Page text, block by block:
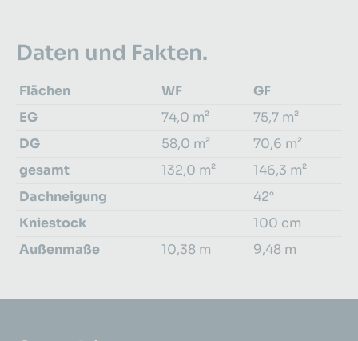
Daten und Fakten.
Flächen WF
GF
EG
74,0 m²
75,7 m²
DG
58,0 m²
70,6 m²
gesamt
132,0 m²
146,3 m²
Dachneigung
42°
Kniestock
100 cm
Außenmaße
10,38 m 9,48 m